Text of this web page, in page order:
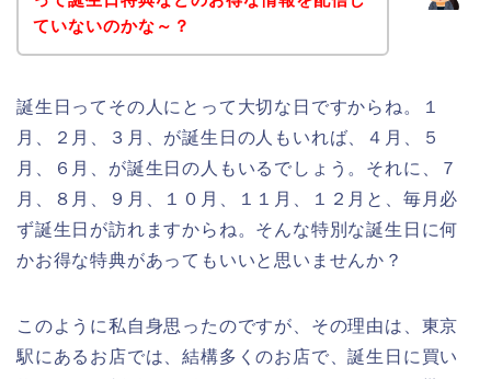
ていないのかな～？
誕生日ってその人にとって大切な日ですからね。１
月、２月、３月、が誕生日の人もいれば、４月、５
月、６月、が誕生日の人もいるでしょう。それに、７
月、８月、９月、１０月、１１月、１２月と、毎月必
ず誕生日が訪れますからね。そんな特別な誕生日に何
かお得な特典があってもいいと思いませんか？
このように私自身思ったのですが、その理由は、東京
駅にあるお店では、結構多くのお店で、誕生日に買い